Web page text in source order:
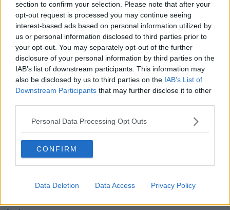
section to confirm your selection. Please note that after your
opt-out request is processed you may continue seeing
interest-based ads based on personal information utilized by
us or personal information disclosed to third parties prior to
your opt-out. You may separately opt-out of the further
disclosure of your personal information by third parties on the
IAB’s list of downstream participants. This information may
also be disclosed by us to third parties on the IAB’s List of
Downstream Participants that may further disclose it to other
Personal Data Processing Opt Outs
CONFIRM
Data Deletion Data Access Privacy Policy
Scrivi
Bestiario
Pillole
Veglia
​“D” come delitto
Belle lettere
25 Aprile
Todo el bien, todo el mal
Le parole
​L’Australiana
Vita & morte
Moro
Continuando, la nonna e il carretto
Metaverso smart